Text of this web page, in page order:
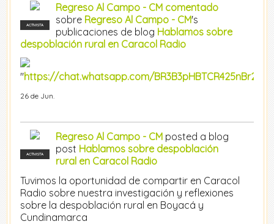
ACTIVISTA
Regreso Al Campo - CM comentado
sobre Regreso Al Campo - CM's
publicaciones de blog Hablamos sobre
despoblación rural en Caracol Radio
"https://chat.whatsapp.com/
26 de Jun.
ACTIVISTA
Regreso Al Campo - CM posted a blog
post Hablamos sobre despoblación
rural en Caracol Radio
Tuvimos la oportunidad de compartir en Caracol
Radio sobre nuestra investigación y reflexiones
sobre la despoblación rural en Boyacá y
Cundinamarca